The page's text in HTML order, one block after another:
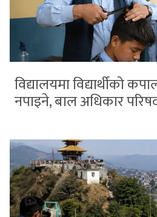
विद्यालयमा विद्यार्थीको
नपाइने, बाल अधिकार